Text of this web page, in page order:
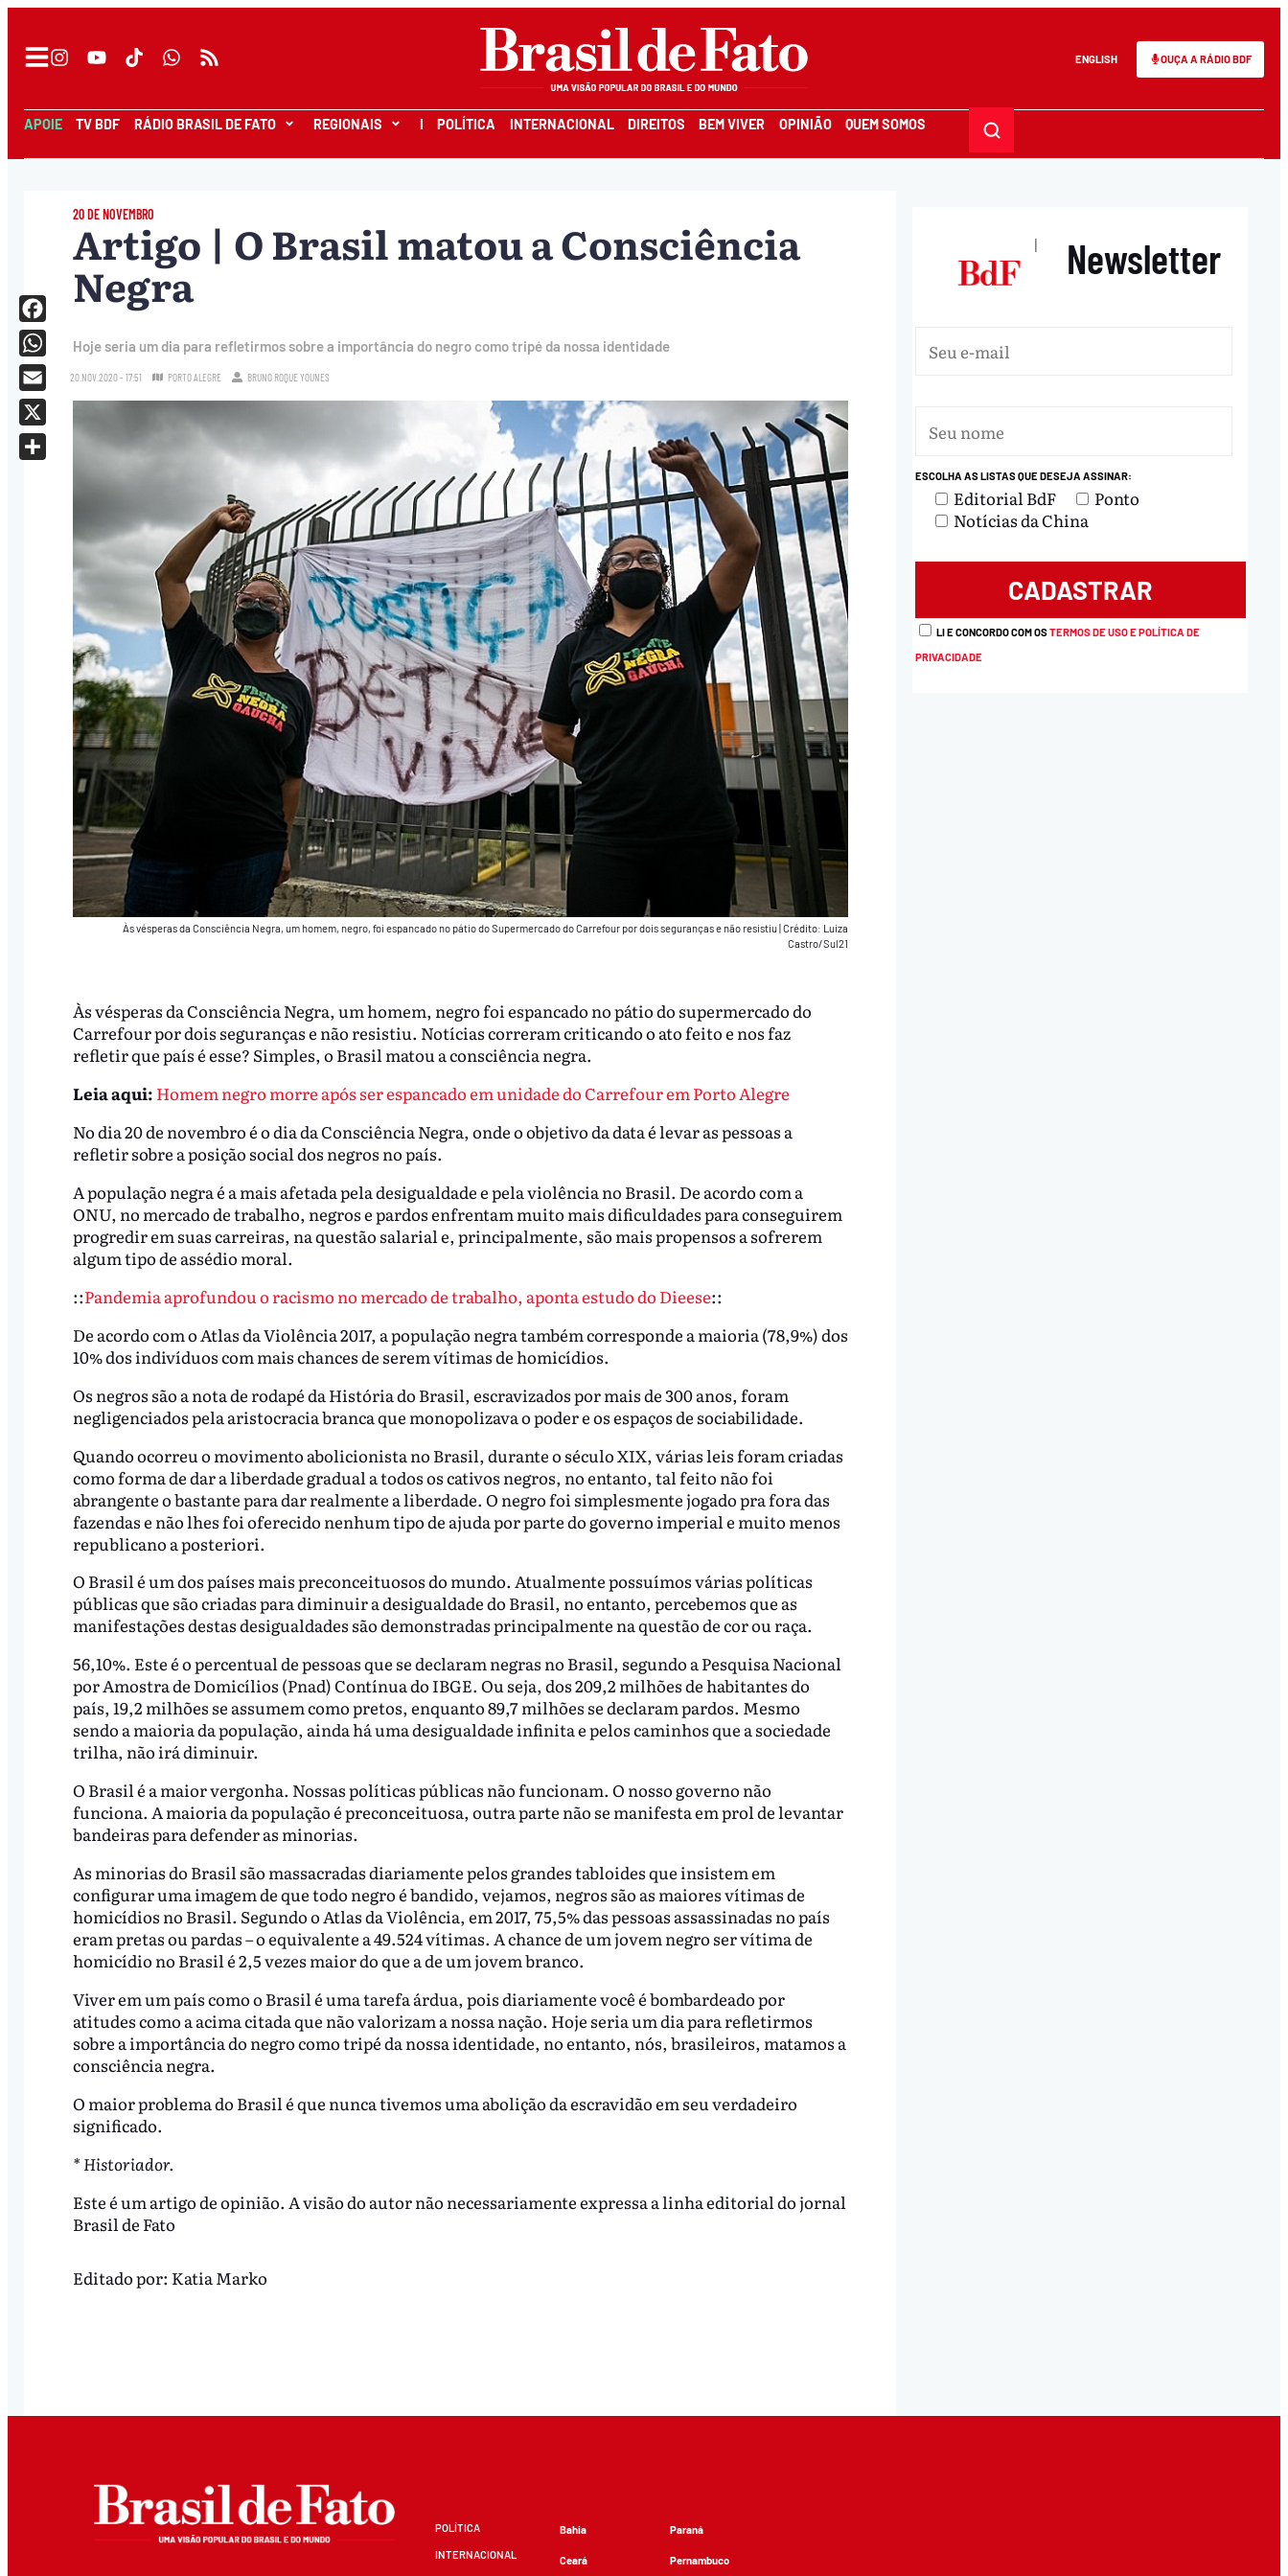
ENGLISH OUÇA A RÁDIO BDF
APOIE TV BDF RÁDIO BRASIL DE FATO REGIONAIS I POLÍTICA INTERNACIONAL DIREITOS BEM VIVER OPINIÃO QUEM SOMOS
20 DE NOVEMBRO
Artigo | O Brasil matou a Consciência
Negra
Hoje seria um dia para refletirmos sobre a importância do negro como tripé da nossa identidade
20.NOV.2020 - 17:51 PORTO ALEGRE BRUNO ROQUE YOUNES
Às vésperas da Consciência Negra, um homem, negro, foi espancado no pátio do Supermercado do Carrefour por dois seguranças e não resistiu|Crédito: Luiza
Castro/Sul21
Às vésperas da Consciência Negra, um homem, negro foi espancado no pátio do supermercado do
Carrefour por dois seguranças e não resistiu. Notícias correram criticando o ato feito e nos faz
refletir que país é esse? Simples, o Brasil matou a consciência negra.
Leia aqui: Homem negro morre após ser espancado em unidade do Carrefour em Porto Alegre
No dia 20 de novembro é o dia da Consciência Negra, onde o objetivo da data é levar as pessoas a
refletir sobre a posição social dos negros no país.
A população negra é a mais afetada pela desigualdade e pela violência no Brasil. De acordo com a
ONU, no mercado de trabalho, negros e pardos enfrentam muito mais dificuldades para conseguirem
progredir em suas carreiras, na questão salarial e, principalmente, são mais propensos a sofrerem
algum tipo de assédio moral.
::Pandemia aprofundou o racismo no mercado de trabalho, aponta estudo do Dieese::
De acordo com o Atlas da Violência 2017, a população negra também corresponde a maioria (78,9%) dos
10% dos indivíduos com mais chances de serem vítimas de homicídios.
Os negros são a nota de rodapé da História do Brasil, escravizados por mais de 300 anos, foram
negligenciados pela aristocracia branca que monopolizava o poder e os espaços de sociabilidade.
Quando ocorreu o movimento abolicionista no Brasil, durante o século XIX, várias leis foram criadas
como forma de dar a liberdade gradual a todos os cativos negros, no entanto, tal feito não foi
abrangente o bastante para dar realmente a liberdade. O negro foi simplesmente jogado pra fora das
fazendas e não lhes foi oferecido nenhum tipo de ajuda por parte do governo imperial e muito menos
republicano a posteriori.
O Brasil é um dos países mais preconceituosos do mundo. Atualmente possuímos várias políticas
públicas que são criadas para diminuir a desigualdade do Brasil, no entanto, percebemos que as
manifestações destas desigualdades são demonstradas principalmente na questão de cor ou raça.
56,10%. Este é o percentual de pessoas que se declaram negras no Brasil, segundo a Pesquisa Nacional
por Amostra de Domicílios (Pnad) Contínua do IBGE. Ou seja, dos 209,2 milhões de habitantes do
país, 19,2 milhões se assumem como pretos, enquanto 89,7 milhões se declaram pardos. Mesmo
sendo a maioria da população, ainda há uma desigualdade infinita e pelos caminhos que a sociedade
trilha, não irá diminuir.
O Brasil é a maior vergonha. Nossas políticas públicas não funcionam. O nosso governo não
funciona. A maioria da população é preconceituosa, outra parte não se manifesta em prol de levantar
bandeiras para defender as minorias.
As minorias do Brasil são massacradas diariamente pelos grandes tabloides que insistem em
configurar uma imagem de que todo negro é bandido, vejamos, negros são as maiores vítimas de
homicídios no Brasil. Segundo o Atlas da Violência, em 2017, 75,5% das pessoas assassinadas no país
eram pretas ou pardas – o equivalente a 49.524 vítimas. A chance de um jovem negro ser vítima de
homicídio no Brasil é 2,5 vezes maior do que a de um jovem branco.
Viver em um país como o Brasil é uma tarefa árdua, pois diariamente você é bombardeado por
atitudes como a acima citada que não valorizam a nossa nação. Hoje seria um dia para refletirmos
sobre a importância do negro como tripé da nossa identidade, no entanto, nós, brasileiros, matamos a
consciência negra.
O maior problema do Brasil é que nunca tivemos uma abolição da escravidão em seu verdadeiro
significado.
* Historiador.
Este é um artigo de opinião. A visão do autor não necessariamente expressa a linha editorial do jornal
Brasil de Fato
Facebook
WhatsApp
Email
X
Editado por: Katia Marko
| Newsletter
ESCOLHA AS LISTAS QUE DESEJA ASSINAR:
Editorial BdF
Ponto
Notícias da China
LI E CONCORDO COM OSTERMOS DE USO E POLÍTICA DE
PRIVACIDADE
POLÍTICA
INTERNACIONAL
Bahia
Ceará
Paraná
Pernambuco